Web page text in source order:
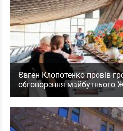
Євген Клопотенко провів
обговорення майбутнього